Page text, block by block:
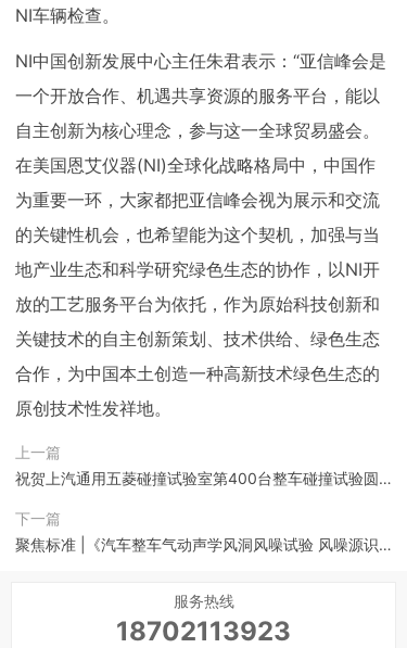
NI车辆检查。
NI中国创新发展中心主任朱君表示：“亚信峰会是
一个开放合作、机遇共享资源的服务平台，能以
自主创新为核心理念，参与这一全球贸易盛会。
在美国恩艾仪器(NI)全球化战略格局中，中国作
为重要一环，大家都把亚信峰会视为展示和交流
的关键性机会，也希望能为这个契机，加强与当
地产业生态和科学研究绿色生态的协作，以NI开
放的工艺服务平台为依托，作为原始科技创新和
关键技术的自主创新策划、技术供给、绿色生态
合作，为中国本土创造一种高新技术绿色生态的
原创技术性发祥地。
上一篇
祝贺上汽通用五菱碰撞试验室第400台整车碰撞试验圆
满完成！！！
下一篇
聚焦标准 |《汽车整车气动声学风洞风噪试验 风噪源识
服务热线
18702113923